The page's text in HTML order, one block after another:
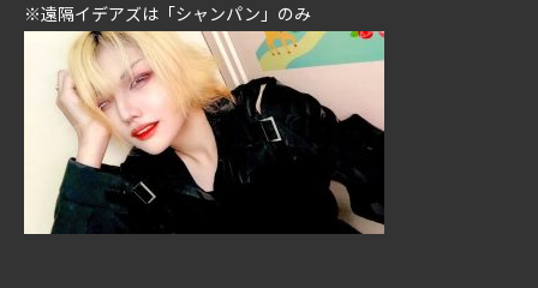
※遠隔イデアズは「シャンパン」のみ